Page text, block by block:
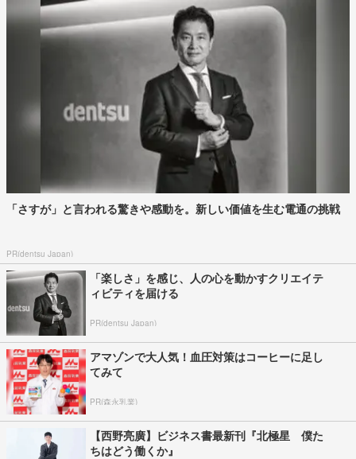
「さすが」と言われる驚きや感動を。新しい価値を生む電通の挑戦
PR(dentsu Japan)
「楽しさ」を感じ、人の心を動かすクリエイテ
ィビティを届ける
PR(dentsu Japan)
アマゾンで大人気！血圧対策はコーヒーに足し
てみて
PR(森永乳業)
【西野亮廣】ビジネス書最新刊『北極星 僕た
ちはどう働くか』